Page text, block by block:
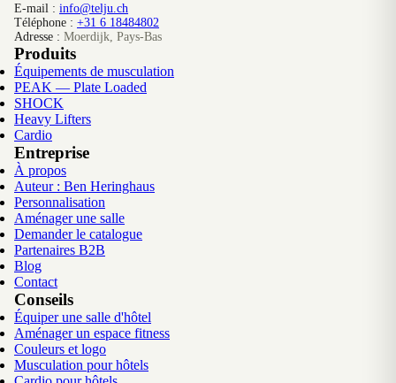
E-mail : info@telju.ch
Téléphone : +31 6 18484802
Adresse : Moerdijk, Pays-Bas
Produits
Équipements de musculation
PEAK — Plate Loaded
SHOCK
Heavy Lifters
Cardio
Entreprise
À propos
Auteur : Ben Heringhaus
Personnalisation
Aménager une salle
Demander le catalogue
Partenaires B2B
Blog
Contact
Conseils
Équiper une salle d'hôtel
Aménager un espace fitness
Couleurs et logo
Musculation pour hôtels